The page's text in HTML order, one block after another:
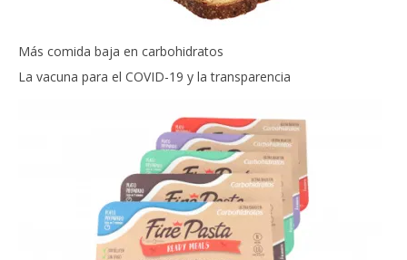
Más comida baja en carbohidratos
La vacuna para el COVID-19 y la transparencia